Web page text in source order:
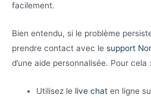
facilement.
Bien entendu, si le problème
prendre contact avec le support
d’une aide personnalisée. Pour cela :
Utilisez le live chat en ligne